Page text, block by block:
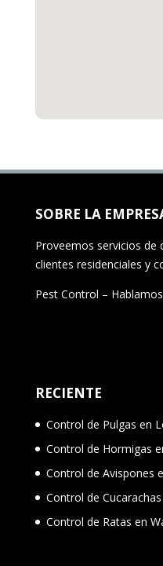
SOBRE LA
Proveemos servicios de
clientes residenciales y
Pest Control –
RECIENTE
Control de Pulgas en
Control de Hormigas
Control de Avispones
Control de
Control de Ratas en